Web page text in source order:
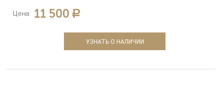
Цена: 11 500 a
УЗНАТЬ О НАЛИЧИИ